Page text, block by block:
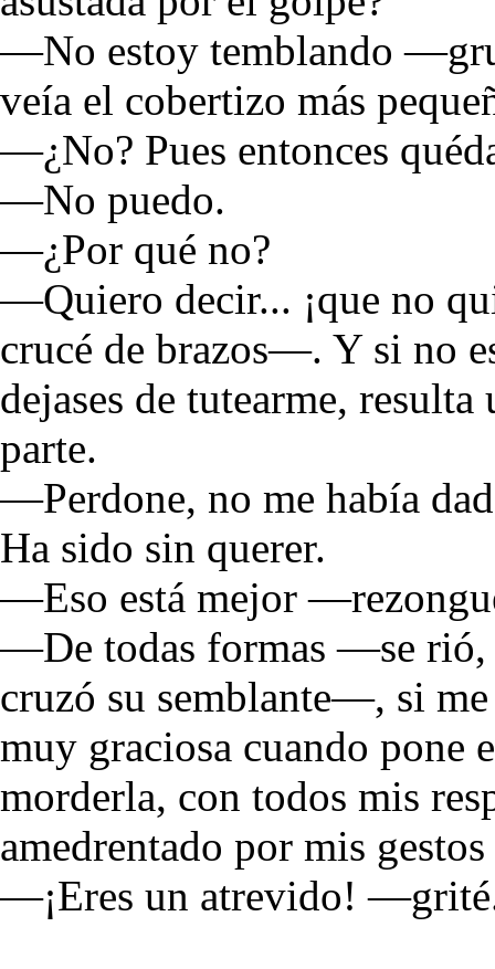
—No estoy temblando
veía el cobertizo más
—¿No? Pues entonces
—No puedo.
—¿Por qué no?
—Quiero decir... ¡que no
crucé de brazos—. Y si no
dejases de tutearme,
parte.
—Perdone, no me había
Ha sido sin querer.
—Eso está mejor
—De todas formas —se rió,
cruzó su semblante—, si
muy graciosa cuando pone
morderla, con todos mis
amedrentado por mis
—¡Eres un atrevido!